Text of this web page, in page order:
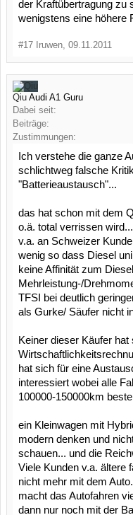
der Kraftübertragung zu
wenigstens eine höhere
#17 Iruwen 09.11.2011
Qiu Audi A1 Guru
Dabei seit:
Beiträge:
Zustimmungen:
Ich verstehe die ganze
schlichtweg falsche
"Batterieaustausch"...
das hat schon mit dem
o.ä. total verrissen
v.a. an Schweizer
wenig so dass Diesel
keine Affinität zum
Mehrleistung-/
TFSI bei deutlich
als Gurke/ Säufer nicht
Keiner dieser Käufer hat
hat sich für eine
interessiert wobei alle
100000-150000km
ein Kleinwagen mit
modern denken und
schauen... und die
Viele Kunden v.a. ältere
nicht mehr mit dem
macht das Autofahren
dann nur noch mit der